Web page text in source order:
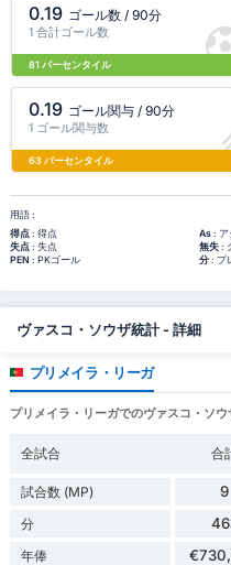
0.19 ゴール数 / 90分
1 合計ゴール数
81 パーセンタイル
0.19 ゴール関与 / 90分
1 ゴール関与数
63 パーセンタイル
用語 :
得点: 得点 As: ア
失点: 失点 無失:
PEN : PKゴール 分: プ
ヴァスコ・ソウザ統計 - 詳細
プリメイラ・リーガ
プリメイラ・リーガでのヴァスコ・ソウ
全試合 合
試合数 (MP)
9
分
年俸